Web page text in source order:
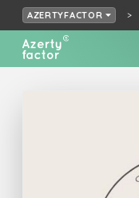
AZERTYFACTOR